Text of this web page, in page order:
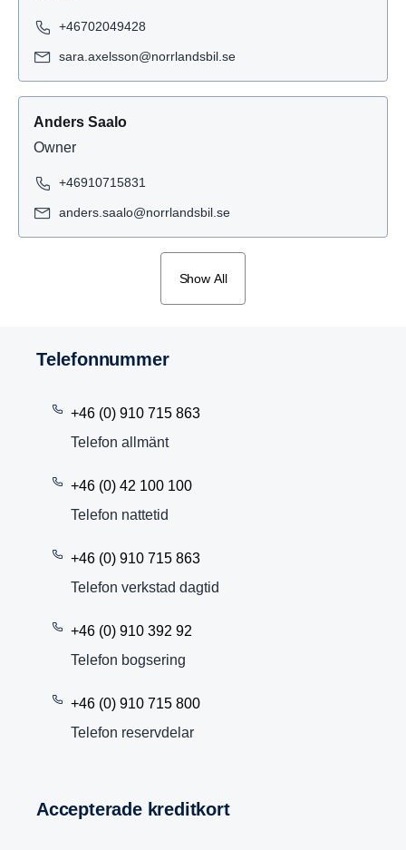
+46702049428
sara.axelsson@norrlandsbil.se
Anders Saalo
Owner
+46910715831
anders.saalo@norrlandsbil.se
Show All
Telefon­nummer
+46 (0) 910 715 863
Telefon allmänt
+46 (0) 42 100 100
Telefon nattetid
+46 (0) 910 715 863
Telefon verkstad dagtid
+46 (0) 910 392 92
Telefon bogsering
+46 (0) 910 715 800
Telefon reservdelar
Accep­te­rade kredit­kort